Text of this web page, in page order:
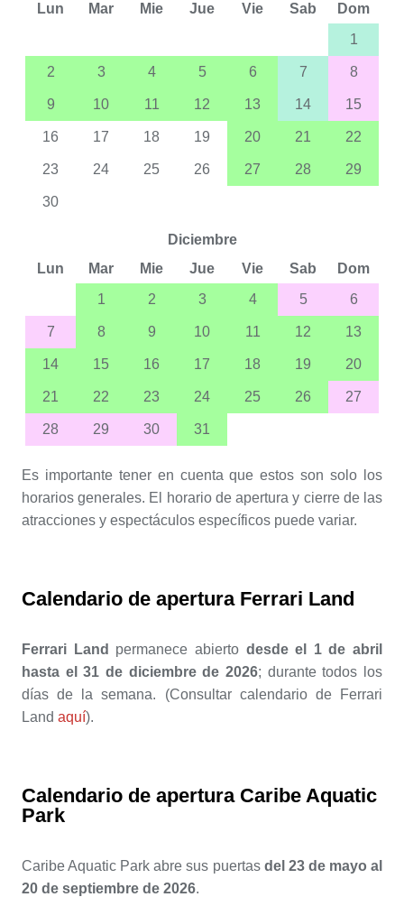
Lun
Mar Mie Jue Vie Sab
Dom
1
2 3 4 5 6 7 8
9 10 11 12 13 14 15
16 17 18 19 20 21 22
23 24 25 26 27 28 29
30
Diciembre
Lun
Mar Mie Jue Vie Sab
Dom
1
2 3 4 5 6
7 8 9 10 11 12 13
14 15 16 17 18 19 20
21 22 23 24 25 26 27
28 29 30 31
Es importante tener en cuenta que estos son solo los
horarios generales. El horario de apertura y cierre de las
atracciones y espectáculos específicos puede variar.
Calendario de apertura Ferrari Land
Ferrari Land permanece abierto desde el 1 de abril
hasta el 31 de diciembre de 2026; durante todos los
días de la semana. (Consultar calendario de Ferrari
Land aquí).
Calendario de apertura Caribe Aquatic
Park
Caribe Aquatic Park abre sus puertas del 23 de mayo al
20 de septiembre de 2026.